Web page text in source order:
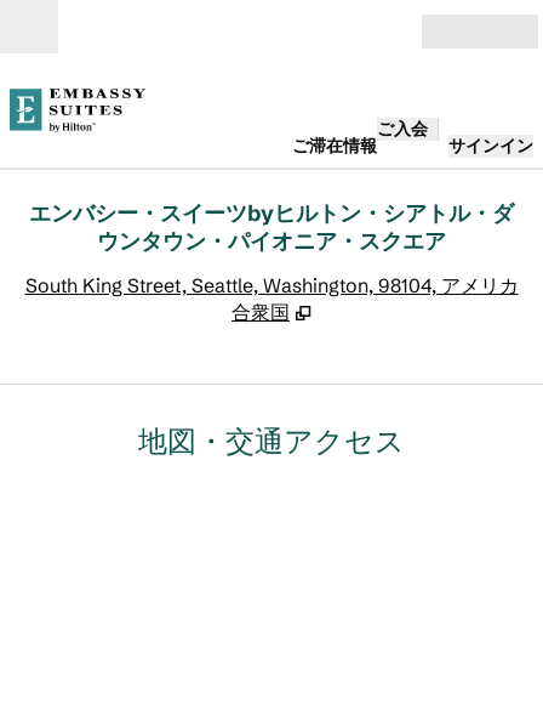
ご滞在情報
ご入会
サインイン
エンバシー・スイーツbyヒルトン・シアトル・ダ
ウンタウン・パイオニア・スクエア
South King Street, Seattle, Washington, 98104, アメリカ
合衆国
地図・交通アクセス